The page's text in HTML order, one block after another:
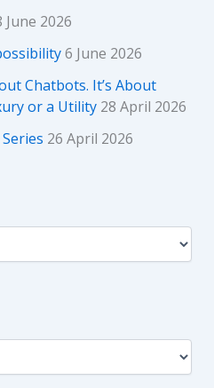
June 2026
6 June 2026
Chatbots. It’s About
or a Utility 28 April 2026
26 April 2026